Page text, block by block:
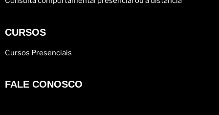
CURSOS
Cursos Presenciais
FALE CONOSCO